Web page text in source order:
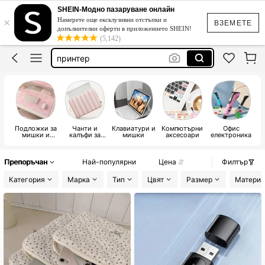
ВЗЕМЕТЕ
×
SHEIN-Модно пазаруване онлайн
Намерете още ексклузивни отстъпки и
допълнителни оферти в приложението SHEIN!
(5,142)
таблет
keyboard
принтер
keycaps
таблет
Подложки за
мишки и
Чанти и
калъфи за
Клавиатури и
мишки
Компютърни
аксесоари
Офис
електроника
Препоръчан Най-популярни Цена
Филтър
Категория
Марка Тип Цвят Размер